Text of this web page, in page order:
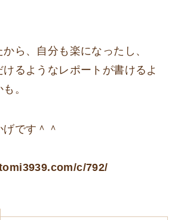
ら、自分も楽になったし、
るようなレポートが書けるよ
。
です＾＾
c/792/